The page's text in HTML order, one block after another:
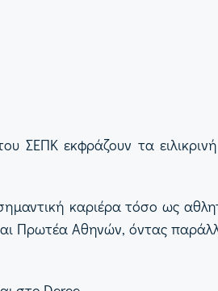
ΣΕΠΚ εκφράζουν τα
καριέρα τόσο ως
Πρωτέα Αθηνών, όντας